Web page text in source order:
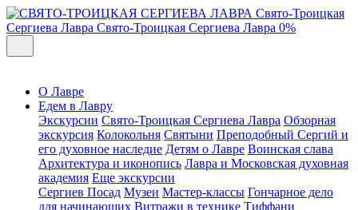
Свято-Троицкая
Сергиева Лавра Свято-Троицкая Сергиева Лавра 0%
О Лавре
Едем в Лавру
Экскурсии Свято-Троицкая Сергиева Лавра Обзорная
экскурсия Колокольня Святыни Преподобный Сергий и
его духовное наследие Детям о Лавре Воинская слава
Архитектура и иконопись Лавра и Московская духовная
академия Еще экскурсии
Сергиев Посад Музеи Мастер-классы Гончарное дело
для начинающих Витражи в технике Тиффани